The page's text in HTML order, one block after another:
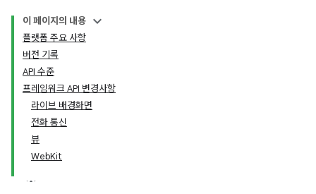
이 페이지의 내용
플랫폼 주요 사항
버전 기록
API 수준
프레임워크 API 변경사항
라이브 배경화면
전화 통신
뷰
WebKit